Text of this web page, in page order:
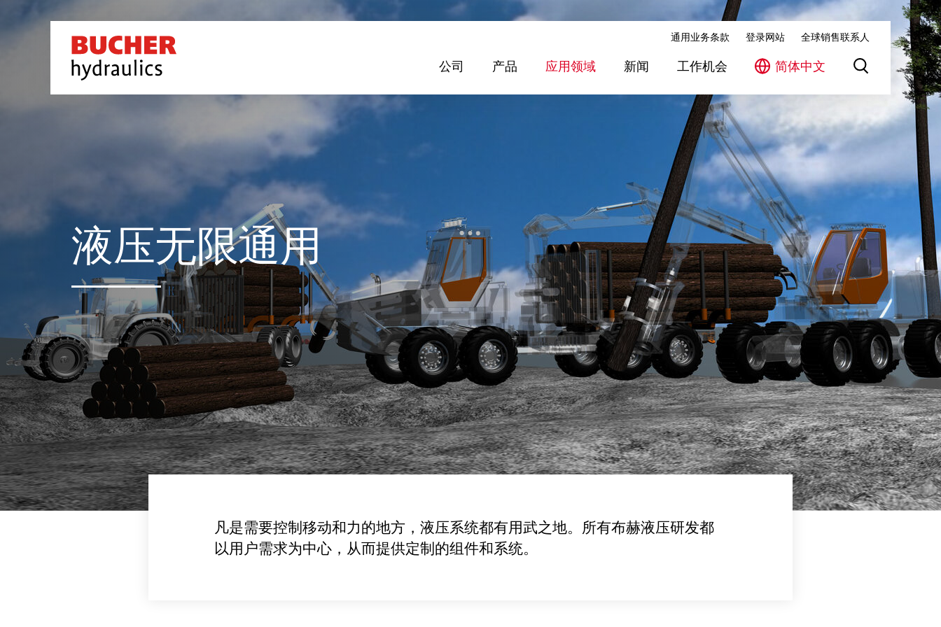
通用业务条款 登录网站 全球销售联系人
公司 产品 应用领域 新闻 工作机会 简体中文
液压无限通用
凡是需要控制移动和力的地方，液压系统都有用武之地。所有布赫液压研发都
以用户需求为中心，从而提供定制的组件和系统。